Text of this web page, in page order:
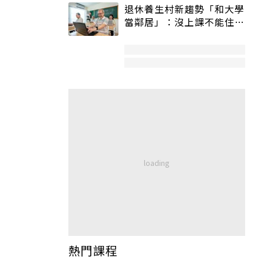
退休養生村新趨勢「和大學
當鄰居」：沒上課不能住、
熱門課程